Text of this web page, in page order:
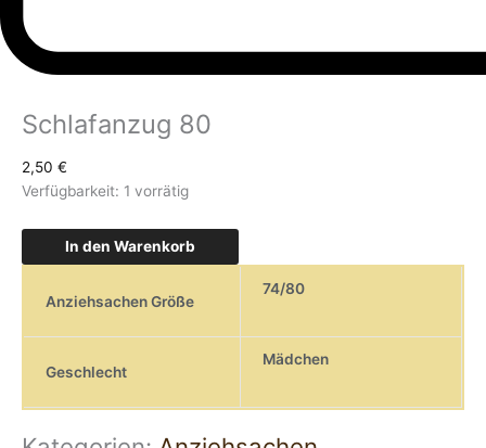
Schlafanzug 80
2,50 €
Verfügbarkeit: 1 vorrätig
In den Warenkorb
Anziehsachen Größe
74/80
Geschlecht
Mädchen